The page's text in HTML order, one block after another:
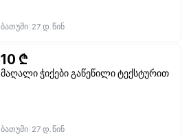
ბათუმი 27 დ. წინ
10 ₾
მაღალი ჭიქები გაწეწილი ტექსტურით
ბათუმი 27 დ. წინ